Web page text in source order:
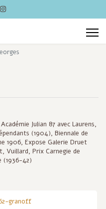
Julian 87 avec Laurens,
(1904), Biennale de
1906, Expose Galerie Druet
Vuillard, Prix Carnegie de
(1936-42)